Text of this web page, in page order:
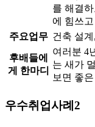
를 해결
에 힘쓰
주요업무 건축 설
후배들에
게 한마디
여러분 4
는 새가
보면 좋
우수취업사례2